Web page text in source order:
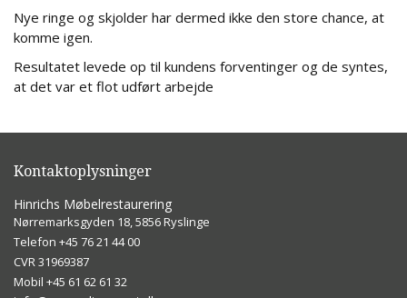
Nye ringe og skjolder har dermed ikke den store chance, at
komme igen.
Resultatet levede op til kundens forventinger og de syntes,
at det var et flot udført arbejde
Kontaktoplysninger
Hinrichs Møbelrestaurering
Nørremarksgyden 18, 5856 Ryslinge
Telefon ​+45 76 21 44 00
CVR 31969387
Mobil +45 61 62 61 32